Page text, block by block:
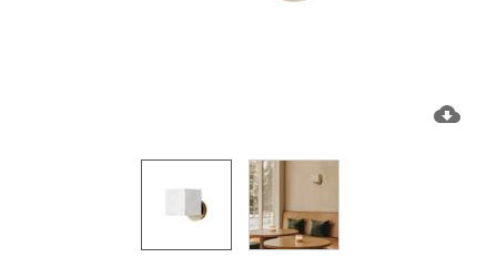
cloud_download